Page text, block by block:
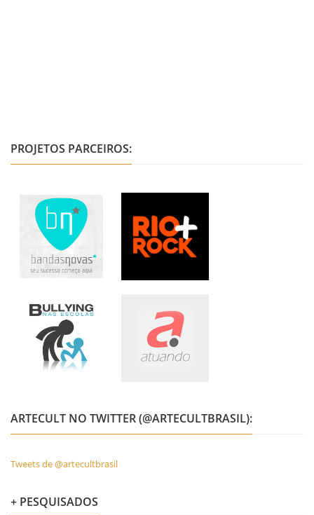
PROJETOS PARCEIROS:
ARTECULT NO TWITTER (@ARTECULTBRASIL):
Tweets de @artecultbrasil
+ PESQUISADOS